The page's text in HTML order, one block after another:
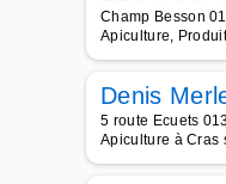
Champ Besson
Apiculture,
Denis
5 route Ecuets
Apiculture à Cras